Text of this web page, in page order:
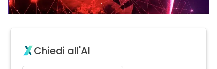
Chiedi all'AI